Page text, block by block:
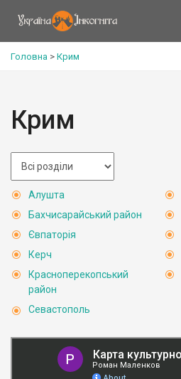
Головна > Крим
Крим
Алушта
Бахчисарайський район
Євпаторія
Керч
Красноперекопський
район
Севастополь